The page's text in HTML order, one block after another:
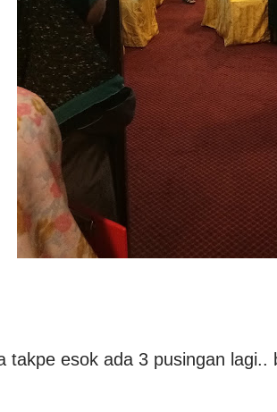
takpe esok ada 3 pusingan